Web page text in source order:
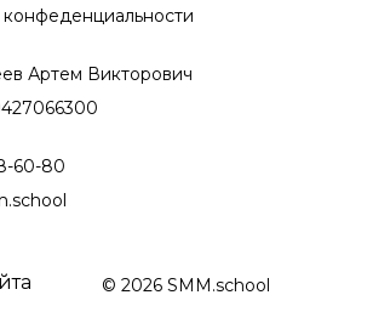
Артем Викторович
60-80
© 2026 SMM.school